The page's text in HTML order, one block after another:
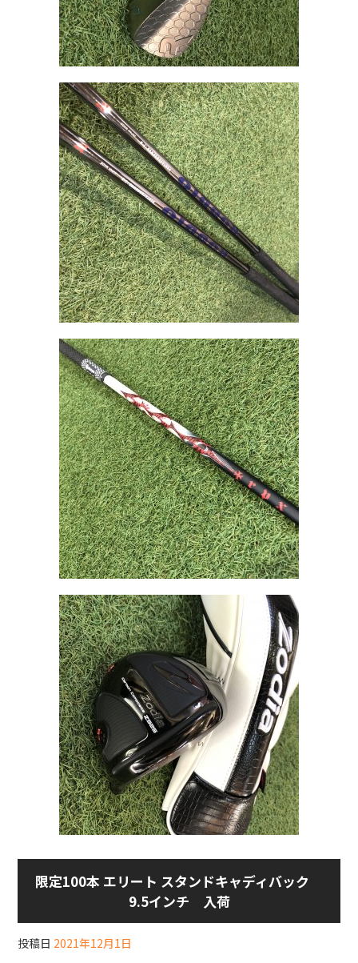
限定100本 エリート スタンドキャディバック
9.5インチ 入荷
投稿日 2021年12月1日